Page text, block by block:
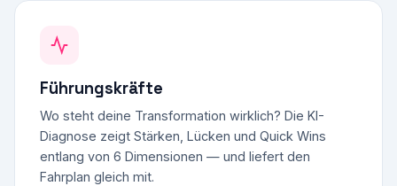
Führungskräfte
Wo steht deine Transformation wirklich? Die KI-
Diagnose zeigt Stärken, Lücken und Quick Wins
entlang von 6 Dimensionen — und liefert den
Fahrplan gleich mit.